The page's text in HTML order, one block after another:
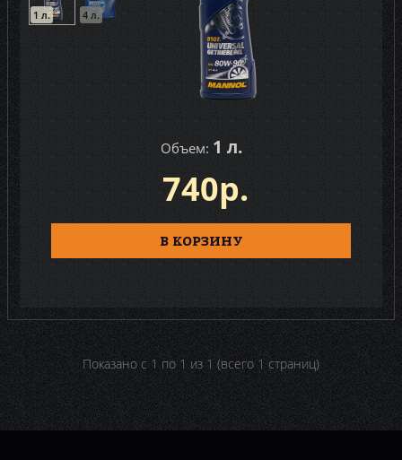
1 л. 4 л.
Объем: 1 л.
740р.
В КОРЗИНУ
Показано с 1 по 1 из 1 (всего 1 страниц)